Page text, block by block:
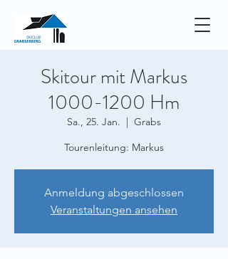
Skitour mit Markus
1000-1200 Hm
Sa., 25. Jan.
  |
Grabs
Tourenleitung: Markus
Anmeldung abgeschlossen
Veranstaltungen ansehen